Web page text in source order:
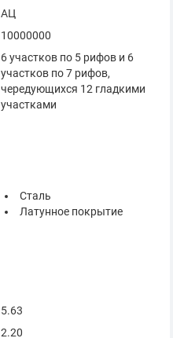
АЦ
10000000
6 участков по 5 рифов и 6
участков по 7 рифов,
чередующихся 12 гладкими
участками
Сталь
Латунное покрытие
5.63
2.20